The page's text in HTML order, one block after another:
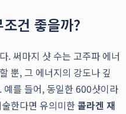
건 좋을까?
. 써마지 샷 수는 고주파 에너
뿐, 그 에너지의 강도나 깊
예를 들어, 동일한 600샷이라
한다면 유의미한 콜라겐 재